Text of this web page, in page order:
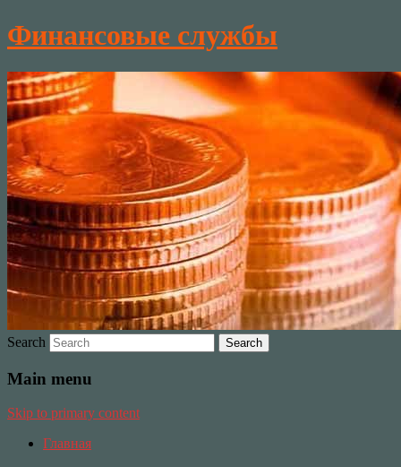
Финансовые службы
Search
Main menu
Skip to primary content
Главная